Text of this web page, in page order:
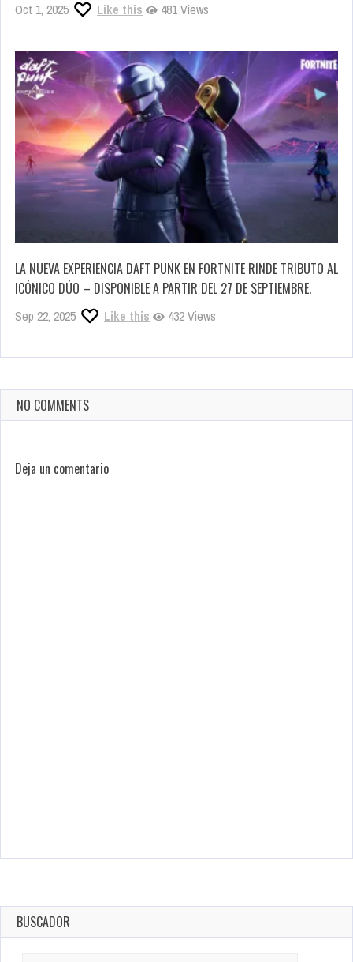
Oct 1, 2025 Like this 481 Views
LA NUEVA EXPERIENCIA DAFT PUNK EN FORTNITE RINDE TRIBUTO AL
ICÓNICO DÚO – DISPONIBLE A PARTIR DEL 27 DE SEPTIEMBRE.
Sep 22, 2025 Like this 432 Views
NO COMMENTS
Deja un comentario
BUSCADOR